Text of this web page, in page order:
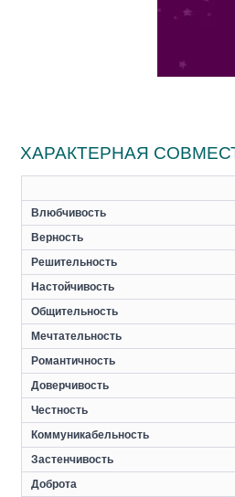
ХАРАКТЕРНАЯ
Влюбчивость
Верность
Решительность
Настойчивость
Общительность
Мечтательность
Романтичность
Доверчивость
Честность
Коммуникабельность
Застенчивость
Доброта